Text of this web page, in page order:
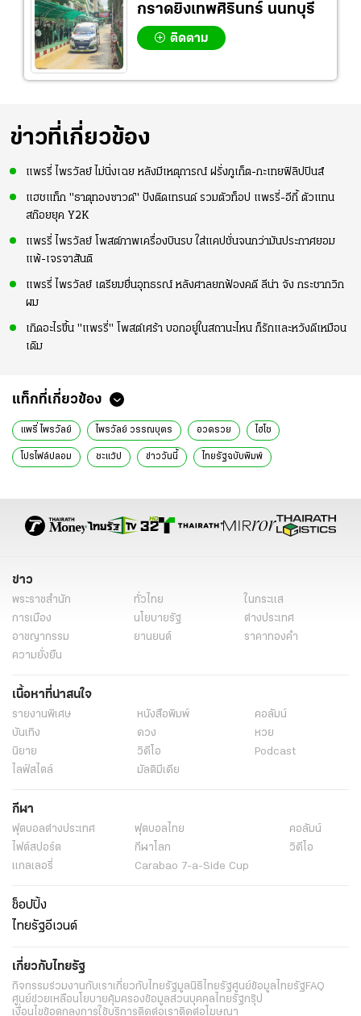
กราดยิงเทพศิรินทร์ นนทบุรี
ติดตาม
ข่าวที่เกี่ยวข้อง
แพรรี่ ไพรวัลย์ ไม่นิ่งเฉย หลังมีเหตุการณ์ ฝรั่งภูเก็ต-กะเทยฟิลิปปินส์
แฮชแท็ก "ธาตุทองซาวด์" ปังติดเทรนด์ รวมตัวท็อป แพรรี่-อีกี้ ตัวแทน
สก๊อยยุค Y2K
แพรรี่ ไพรวัลย์ โพสต์ภาพเครื่องบินรบ ใส่แคปชั่นจนกว่ามันประกาศยอม
แพ้-เจรจาสันติ
แพรรี่ ไพรวัลย์ เตรียมยื่นอุทธรณ์ หลังศาลยกฟ้องคดี ลีน่า จัง กระชากวิก
ผม
เกิดอะไรขึ้น "แพรรี่" โพสต์เศร้า บอกอยู่ในสถานะไหน ก็รักและหวังดีเหมือน
เดิม
แท็กที่เกี่ยวข้อง
แพรี่ ไพรวัลย์ ไพรวัลย์ วรรณบุตร อวดรวย ไฮโซ
โปรไฟล์ปลอม ชะแว้ป ข่าววันนี้ ไทยรัฐฉบับพิมพ์
ข่าว
พระราชสำนัก ทั่วไทย
ในกระแส
การเมือง
นโยบายรัฐ
ต่างประเทศ
อาชญากรรม
ยานยนต์
ราคาทองคำ
ความยั่งยืน
เนื้อหาที่น่าสนใจ
รายงานพิเศษ หนังสือพิมพ์
คอลัมน์
บันเทิง
ดวง
หวย
นิยาย
วิดีโอ
Podcast
ไลฟ์สไตล์
มัลติมีเดีย
กีฬา
ฟุตบอลต่่างประเทศ ฟุตบอลไทย
คอลัมน์
ไฟต์สปอร์ต
กีฬาโลก
วิดีโอ
แกลเลอรี่
Carabao 7-a-Side Cup
ช็อปปิ้ง
ไทยรัฐอีเวนต์
เกี่ยวกับไทยรัฐ
กิจกรรมร่วมงานกับเราเกี่ยวกับไทยรัฐมูลนิธิไทยรัฐศูนย์ข้อมูลไทยรัฐFAQ
ศูนย์ช่วยเหลือนโยบายคุ้มครองข้อมูลส่วนบุคคลไทยรัฐกรุ๊ป
เงื่อนไขข้อตกลงการใช้บริการติดต่อเราติดต่อโฆษณา